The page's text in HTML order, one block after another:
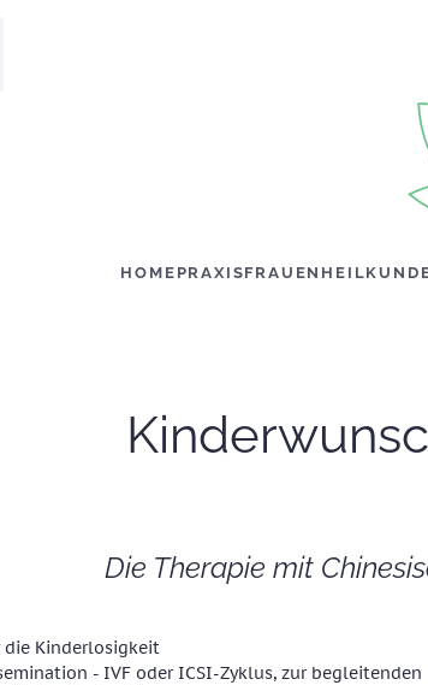
HOME PRAXIS
Die Therapie mit
die Kinderlosigkeit
- IVF oder ICSI-Zyklus, zur begleitenden